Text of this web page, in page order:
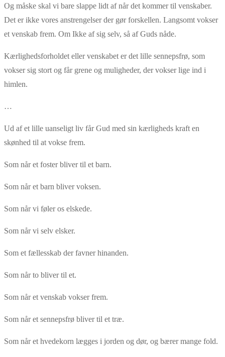
Og måske skal vi bare slappe lidt af når det kommer til venskaber.
Det er ikke vores anstrengelser der gør forskellen. Langsomt vokser
et venskab frem. Om Ikke af sig selv, så af Guds nåde.
Kærlighedsforholdet eller venskabet er det lille sennepsfrø, som
vokser sig stort og får grene og muligheder, der vokser lige ind i
himlen.
…
Ud af et lille uanseligt liv får Gud med sin kærligheds kraft en
skønhed til at vokse frem.
Som når et foster bliver til et barn.
Som når et barn bliver voksen.
Som når vi føler os elskede.
Som når vi selv elsker.
Som et fællesskab der favner hinanden.
Som når to bliver til et.
Som når et venskab vokser frem.
Som når et sennepsfrø bliver til et træ.
Som når et hvedekorn lægges i jorden og dør, og bærer mange fold.